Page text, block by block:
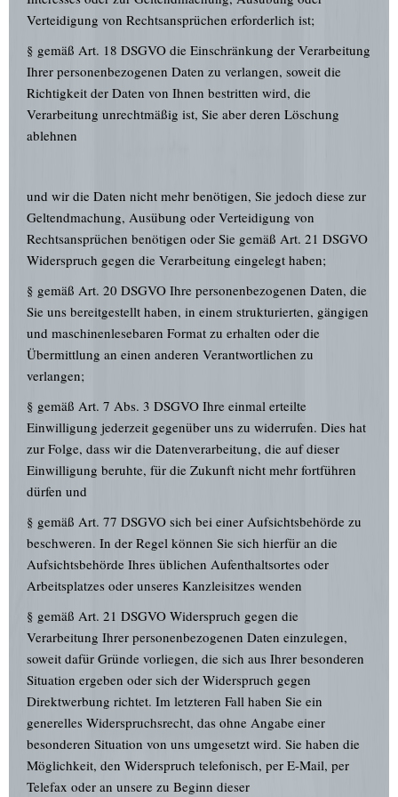
Verteidigung von Rechtsansprüchen erforderlich ist;
§ gemäß Art. 18 DSGVO die Einschränkung der Verarbeitung
Ihrer personenbezogenen Daten zu verlangen, soweit die
Richtigkeit der Daten von Ihnen bestritten wird, die
Verarbeitung unrechtmäßig ist, Sie aber deren Löschung
ablehnen
und wir die Daten nicht mehr benötigen, Sie jedoch diese zur
Geltendmachung, Ausübung oder Verteidigung von
Rechtsansprüchen benötigen oder Sie gemäß Art. 21 DSGVO
Widerspruch gegen die Verarbeitung eingelegt haben;
§ gemäß Art. 20 DSGVO Ihre personenbezogenen Daten, die
Sie uns bereitgestellt haben, in einem strukturierten, gängigen
und maschinenlesebaren Format zu erhalten oder die
Übermittlung an einen anderen Verantwortlichen zu
verlangen;
§ gemäß Art. 7 Abs. 3 DSGVO Ihre einmal erteilte
Einwilligung jederzeit gegenüber uns zu widerrufen. Dies hat
zur Folge, dass wir die Datenverarbeitung, die auf dieser
Einwilligung beruhte, für die Zukunft nicht mehr fortführen
dürfen und
§ gemäß Art. 77 DSGVO sich bei einer Aufsichtsbehörde zu
beschweren. In der Regel können Sie sich hierfür an die
Aufsichtsbehörde Ihres üblichen Aufenthaltsortes oder
Arbeitsplatzes oder unseres Kanzleisitzes wenden
§ gemäß Art. 21 DSGVO Widerspruch gegen die
Verarbeitung Ihrer personenbezogenen Daten einzulegen,
soweit dafür Gründe vorliegen, die sich aus Ihrer besonderen
Situation ergeben oder sich der Widerspruch gegen
Direktwerbung richtet. Im letzteren Fall haben Sie ein
generelles Widerspruchsrecht, das ohne Angabe einer
besonderen Situation von uns umgesetzt wird. Sie haben die
Möglichkeit, den Widerspruch telefonisch, per E-Mail, per
Telefax oder an unsere zu Beginn dieser